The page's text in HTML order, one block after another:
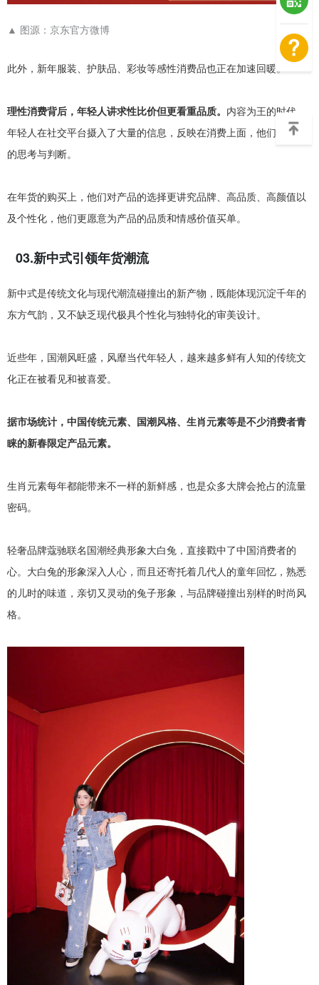
▲ 图源：京东官方微博
此外，新年服装、护肤品、彩妆等感性消费品也正在加速回暖。
理性消费背后，年轻人讲求性比价但更看重品质。 内容为王的时代，
年轻人在社交平台摄入了大量的信息，反映在消费上面，他们有自己
的思考与判断。
在年货的购买上，他们对产品的选择更讲究品牌、高品质、高颜值以
及个性化，他们更愿意为产品的品质和情感价值买单。
03.新中式引领年货潮流
新中式是传统文化与现代潮流碰撞出的新产物，既能体现沉淀千年的
东方气韵，又不缺乏现代极具个性化与独特化的审美设计。
近些年，国潮风旺盛，风靡当代年轻人，越来越多鲜有人知的传统文
化正在被看见和被喜爱。
据市场统计，中国传统元素、国潮风格、生肖元素等是不少消费者青
睐的新春限定产品元素。
生肖元素每年都能带来不一样的新鲜感，也是众多大牌会抢占的流量
密码。
轻奢品牌蔻驰联名国潮经典形象大白兔，直接戳中了中国消费者的
心。大白兔的形象深入人心，而且还寄托着几代人的童年回忆，熟悉
的儿时的味道，亲切又灵动的兔子形象，与品牌碰撞出别样的时尚风
格。